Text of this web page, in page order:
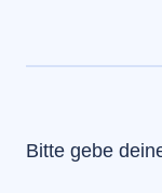
Bitte gebe